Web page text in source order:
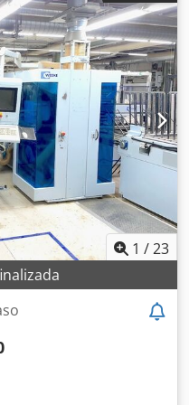
1 /23